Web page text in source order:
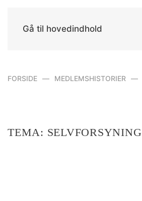
Gå til hovedindhold
FORSIDE MEDLEMSHISTORIER
TEMA: SELVFORSYNING